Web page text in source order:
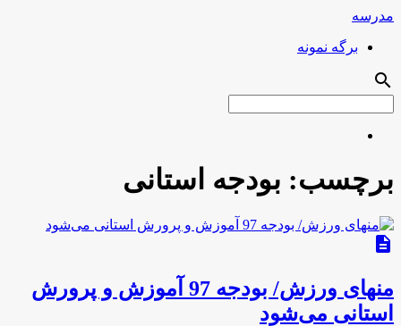
مدرسه
برگه نمونه
search
برچسب: بودجه استانی
description
منهای ورزش/ بودجه 97 آموزش و پرورش
استانی می‌شود